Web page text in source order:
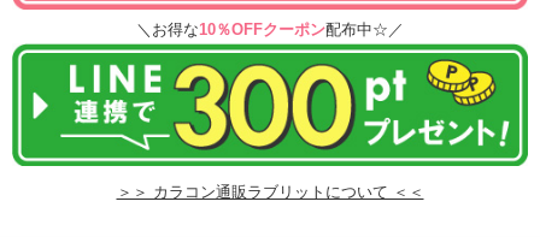
＼お得な10％OFFクーポン配布中☆／
＞＞ カラコン通販ラブリットについて ＜＜